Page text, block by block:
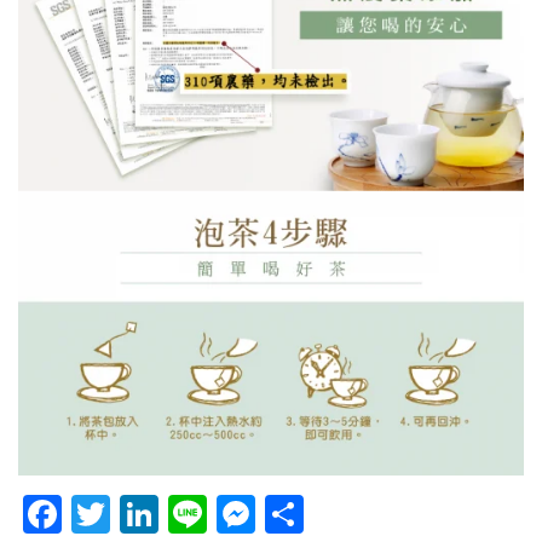
Facebook
Twitter
LinkedIn
LineMessenger